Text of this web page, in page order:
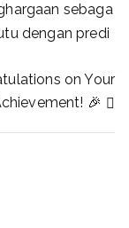
sebaga
dengan predi
on Your
🎉